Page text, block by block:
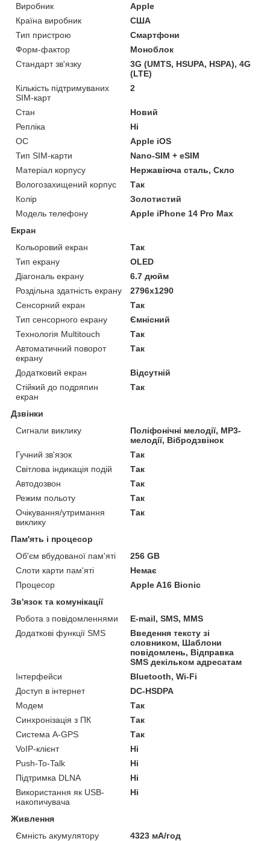
Виробник
Apple
Країна виробник
США
Тип пристрою
Смартфони
Форм-фактор
Моноблок
Стандарт зв'язку
3G (UMTS, HSUPA, HSPA), 4G
(LTE)
Кількість підтримуваних
SIM-карт
2
Стан
Новий
Репліка
Ні
ОС
Apple iOS
Тип SIM-карти
Nano-SIM + eSIM
Матеріал корпусу
Нержавіюча сталь, Скло
Вологозахищений корпус
Так
Колір
Золотистий
Модель телефону
Apple iPhone 14 Pro Max
Екран
Кольоровий екран
Так
Тип екрану
OLED
Діагональ екрану
6.7 дюйм
Роздільна здатність екрану
2796x1290
Сенсорний екран
Так
Тип сенсорного екрану
Ємнісний
Технологія Multitouch
Так
Автоматичний поворот
екрану
Так
Додатковий екран
Відсутній
Стійкий до подряпин
екран
Так
Дзвінки
Сигнали виклику
Поліфонічні мелодії, MP3-
мелодії, Вібродзвінок
Гучний зв'язок
Так
Світлова індикація подій
Так
Автодозвон
Так
Режим польоту
Так
Очікування/утримання
виклику
Так
Пам'ять і процесор
Об'єм вбудованої пам'яті
256 GB
Слоти карти пам'яті
Немає
Процесор
Apple A16 Bionic
Зв'язок та комунікації
Робота з повідомленнями
E-mail, SMS, MMS
Додаткові функції SMS
Введення тексту зі
словником, Шаблони
повідомлень, Відправка
SMS декільком адресатам
Інтерфейси
Bluetooth, Wi-Fi
Доступ в інтернет
DC-HSDPA
Модем
Так
Синхронізація з ПК
Так
Система A-GPS
Так
VoIP-клієнт
Ні
Push-To-Talk
Ні
Підтримка DLNA
Ні
Використання як USB-
накопичувача
Ні
Живлення
Ємність акумулятору
4323 мА/год